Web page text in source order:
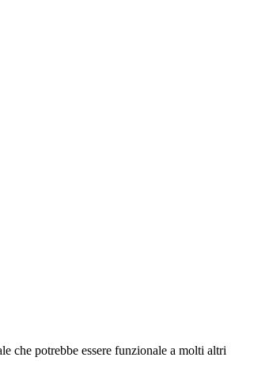
che potrebbe essere funzionale a molti altri